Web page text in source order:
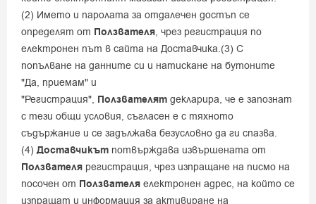
(2) Името и паролата за отдалечен достъп се
определят от Ползвателя, чрез регистрация по
електронен път в сайта на Доставчика.(3) С
попълване на данните си и натискане на бутоните
"Да, приемам" и
"Регистрация", Ползвателят декларира, че е запознат
с тези общи условия, съгласен е с тяхното
съдържание и се задължава безусловно да ги спазва.
(4) Доставчикът потвърждава извършената от
Ползвателя регистрация, чрез изпращане на писмо на
посочен от Ползвателя електронен адрес, на който се
изпращат и информация за активиране на